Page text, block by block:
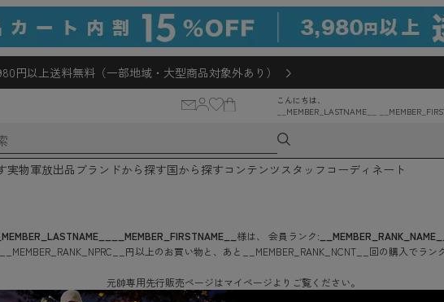
円以上送料無料（一部地域・大型商品対象外あり）
こんにちは、
__MEMBER_LASTNAME__
実物軍放出品 ブランドから探す国から探す コンテンツ スタッフコーディネート
__MEMBER_FIRSTNAME__ 様は、 会員ランク: __MEMBER_RANK_NAME__
__MEMBER_RANK_NPRC__ 円以上のお買い物と、あと __MEMBER_RANK_NCNT__ 回の購入でラン
元帥専用先行販売ページはマイページよりご覧ください。